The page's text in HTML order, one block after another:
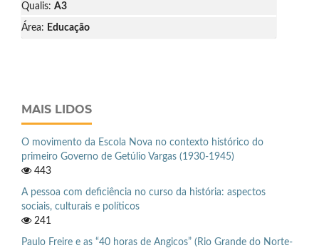
Qualis: A3
Área: Educação
MAIS LIDOS
O movimento da Escola Nova no contexto histórico do
primeiro Governo de Getúlio Vargas (1930-1945)
443
A pessoa com deficiência no curso da história: aspectos
sociais, culturais e políticos
241
Paulo Freire e as “40 horas de Angicos” (Rio Grande do Norte-